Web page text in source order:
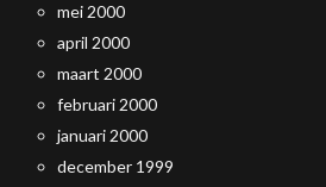
mei 2000
april 2000
maart 2000
februari 2000
januari 2000
december 1999